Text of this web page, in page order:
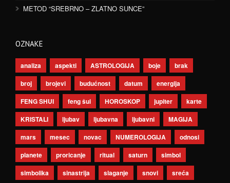
METOD “SREBRNO – ZLATNO SUNCE”
OZNAKE
analiza aspekti ASTROLOGIJA boje
brak
broj
brojevi budućnost datum
energija
FENG SHUI
feng šui HOROSKOP jupiter
karte
KRISTALI
ljubav ljubavna ljubavni
MAGIJA
mars
mesec novac NUMEROLOGIJA
odnosi
planete
proricanje ritual saturn
simbol
simbolika
sinastrija slaganje snovi sreća